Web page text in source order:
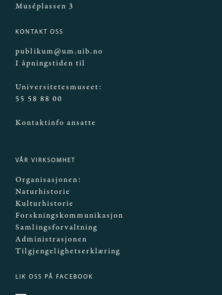
Muséplassen 3
KONTAKT OSS
publikum@um.uib.no
I åpningstiden til
Universitetesmuseet:
55 58 88 00
Kontaktinfo ansatte
VÅR VIRKSOMHET
Organisasjonen:
Naturhistorie
Kulturhistorie
Forskningskommunikasjon
Samlingsforvaltning
Administrasjonen
Tilgjengelighetserklæring
LIK OSS PÅ FACEBOOK